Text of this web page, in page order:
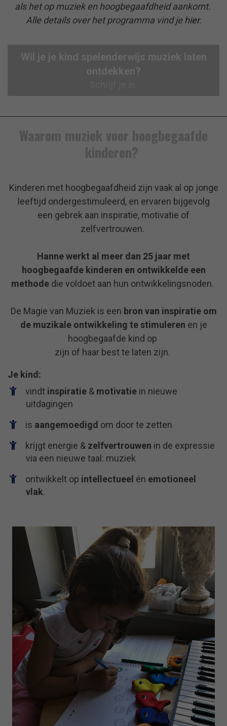
als het op muziek en hoogbegaafdheid aankomt.
Alle details over het programma vind jehier.
Wil je je kind spelenderwijs muziek laten
ontdekken?
Waarom muziek voor hoogbegaafde
kinderen?
Kinderen met hoogbegaafdheid zijn vaak al op jonge
leeftijd ondergestimuleerd, en ervaren bijgevolg
een gebrek aan inspiratie, motivatie of
zelfvertrouwen.
Hanne werkt al meer dan 25 jaar met
hoogbegaafde kinderen en ontwikkelde een
methode die voldoet aan hun ontwikkelingsnoden.
De Magie van Muziek is een bron van inspiratie om
de muzikale ontwikkeling te stimuleren en je
hoogbegaafde kind op
zijn of haar bestte laten zijn.
Je kind:
vindt inspiratie & motivatie in nieuwe
uitdagingen
is aangemoedigd om door te zetten
krijgt energie & zelfvertrouwen in de expressie
via een nieuwe taal: muziek
ontwikkelt op intellectueel én emotioneel
vlak.